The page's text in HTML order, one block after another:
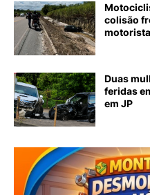
colisão
Duas
feridas
em JP